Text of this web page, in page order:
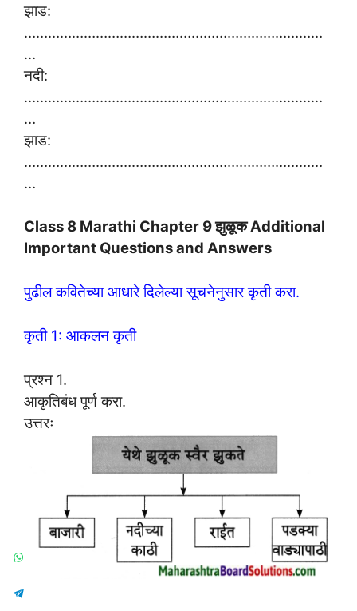
झाड:
…………………………………………………………………
…
नदी:
…………………………………………………………………
…
झाड:
…………………………………………………………………
…
Class 8 Marathi Chapter 9 झुळूक Additional
Important Questions and Answers
पुढील कवितेच्या आधारे दिलेल्या सूचनेनुसार कृती करा.
कृती 1: आकलन कृती
प्रश्न 1.
आकृतिबंध पूर्ण करा.
उत्तरः